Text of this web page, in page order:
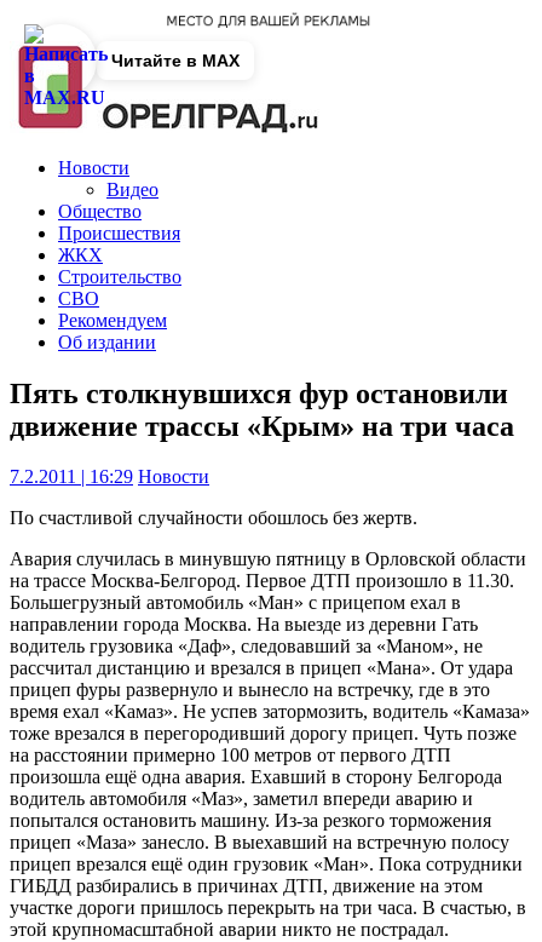
Новости
Видео
Общество
Происшествия
ЖКХ
Строительство
СВО
Рекомендуем
Об издании
Пять столкнувшихся фур остановили
движение трассы «Крым» на три часа
7.2.2011 | 16:29 Новости
По счастливой случайности обошлось без жертв.
Авария случилась в минувшую пятницу в Орловской области
на трассе Москва-Белгород. Первое ДТП произошло в 11.30.
Большегрузный автомобиль «Ман» с прицепом ехал в
направлении города Москва. На выезде из деревни Гать
водитель грузовика «Даф», следовавший за «Маном», не
рассчитал дистанцию и врезался в прицеп «Мана». От удара
прицеп фуры развернуло и вынесло на встречку, где в это
время ехал «Камаз». Не успев затормозить, водитель «Камаза»
тоже врезался в перегородивший дорогу прицеп. Чуть позже
на расстоянии примерно 100 метров от первого ДТП
произошла ещё одна авария. Ехавший в сторону Белгорода
водитель автомобиля «Маз», заметил впереди аварию и
попытался остановить машину. Из-за резкого торможения
прицеп «Маза» занесло. В выехавший на встречную полосу
прицеп врезался ещё один грузовик «Ман». Пока сотрудники
ГИБДД разбирались в причинах ДТП, движение на этом
участке дороги пришлось перекрыть на три часа. В счастью, в
этой крупномасштабной аварии никто не пострадал.
Читайте в MAX